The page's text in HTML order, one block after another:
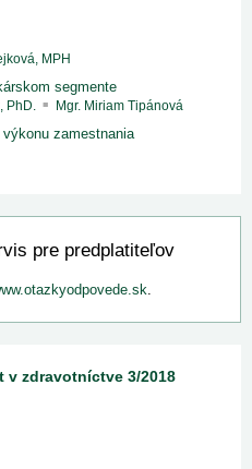
MPH
segmente
PhD. Mgr. Miriam Tipánová
zamestnania
pre predplatiteľov
v zdravotníctve 3/2018